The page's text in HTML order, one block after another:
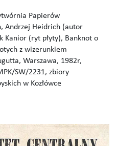
Papierów
Andrzej Heidrich (autor
Kanior (ryt płyty), Banknot o
z wizerunkiem
Warszawa, 1982r,
SW/2231, zbiory
w Kozłówce